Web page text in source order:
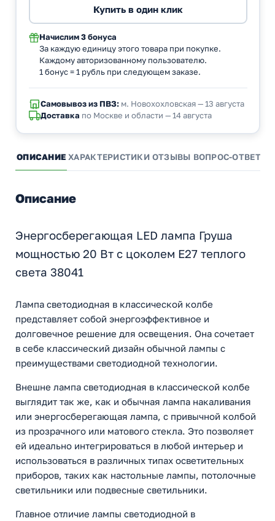
Начислим 3 бонуса
За каждую единицу этого товара при покупке.
Каждому авторизованному пользователю.
1 бонус = 1 рубль при следующем заказе.
Самовывоз из ПВЗ:м. Новохохловская — 13 августа
Доставка по Москве и области — 14 августа
ОПИСАНИЕ ХАРАКТЕРИСТИКИ ОТЗЫВЫ ВОПРОС-ОТВЕТ
Описание
Энергосберегающая LED лампа Груша
мощностью 20 Вт с цоколем E27 теплого
света 38041
Лампа светодиодная в классической колбе
представляет собой энергоэффективное и
долговечное решение для освещения. Она сочетает
в себе классический дизайн обычной лампы с
преимуществами светодиодной технологии.
Внешне лампа светодиодная в классической колбе
выглядит так же, как и обычная лампа накаливания
или энергосберегающая лампа, с привычной колбой
из прозрачного или матового стекла. Это позволяет
ей идеально интегрироваться в любой интерьер и
использоваться в различных типах осветительных
приборов, таких как настольные лампы, потолочные
светильники или подвесные светильники.
Главное отличие лампы светодиодной в